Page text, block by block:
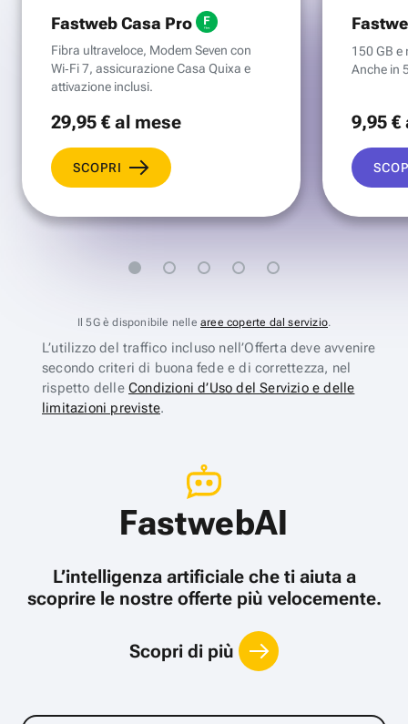
Fastweb Casa Pro
Fibra ultraveloce, Modem Seven con
Wi‑Fi 7, assicurazione Casa Quixa e
attivazione inclusi.
29,95 €al mese
SCOPRI
150 GB e
Anche in
9,95 €
Il 5G è disponibile nelle aree coperte dal servizio.
L’utilizzo del traffico incluso nell’Offerta deve avvenire
secondo criteri di buona fede e di correttezza, nel
rispetto delle Condizioni d’Uso del Servizio e delle
limitazioni previste.
FastwebAI
L’intelligenza artificiale che ti aiuta a
scoprire le nostre offerte più velocemente.
Scopri di più